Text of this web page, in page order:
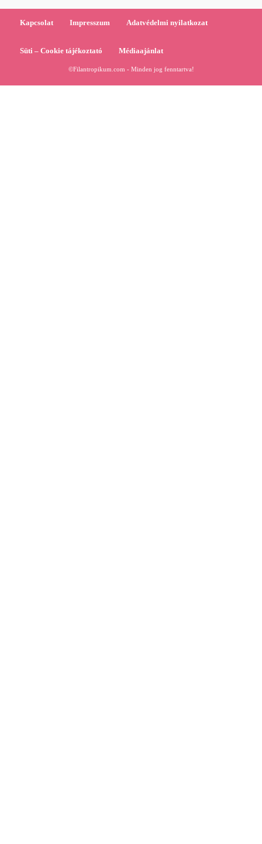
Kapcsolat Impresszum Adatvédelmi nyilatkozat
Süti – Cookie tájékoztató Médiaajánlat
©Filantropikum.com - Minden jog fenntartva!